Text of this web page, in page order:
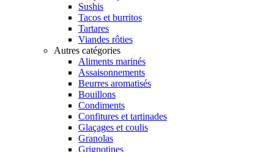
Sushis
Tacos et burritos
Tartares
Viandes rôties
Autres catégories
Aliments marinés
Assaisonnements
Beurres aromatisés
Bouillons
Condiments
Confitures et tartinades
Glaçages et coulis
Granolas
Grignotines